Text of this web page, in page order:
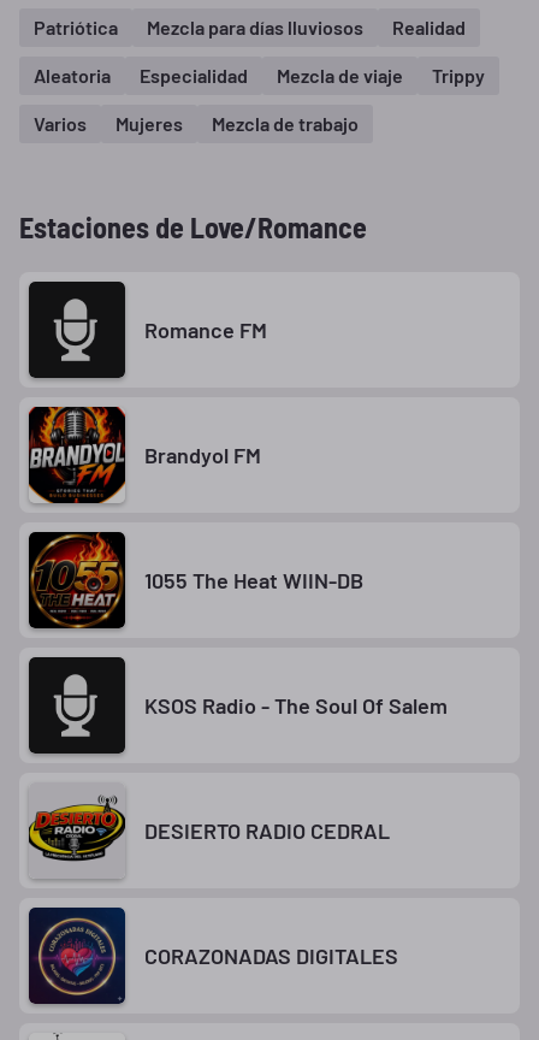
Patriótica Mezcla para días lluviosos Realidad
Aleatoria Especialidad Mezcla de viaje Trippy
Varios Mujeres Mezcla de trabajo
Estaciones de Love/Romance
Romance FM
Brandyol FM
1055 The Heat WIIN-DB
KSOS Radio - The Soul Of Salem
DESIERTO RADIO CEDRAL
CORAZONADAS DIGITALES